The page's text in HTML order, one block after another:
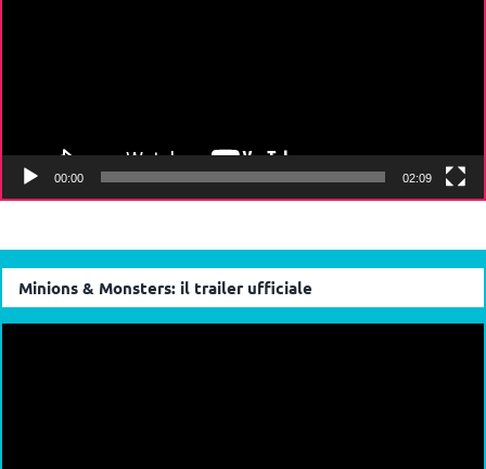
00:00 02:09
Minions & Monsters: il trailer ufficiale